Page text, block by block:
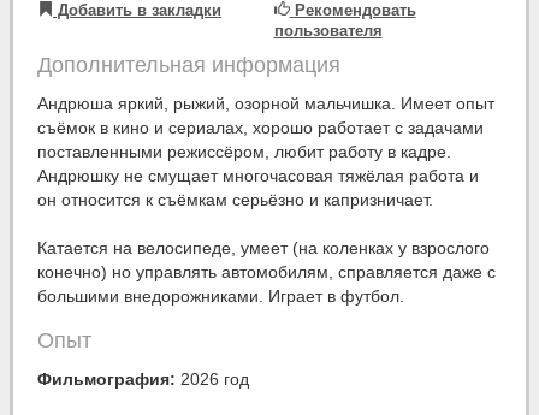
Добавить в закладки
Рекомендовать
пользователя
Дополнительная информация
Андрюша яркий, рыжий, озорной мальчишка. Имеет опыт
съёмок в кино и сериалах, хорошо работает с задачами
поставленными режиссёром, любит работу в кадре.
Андрюшку не смущает многочасовая тяжёлая работа и
он относится к съёмкам серьёзно и капризничает.
Катается на велосипеде, умеет (на коленках у взрослого
конечно) но управлять автомобилям, справляется даже с
большими внедорожниками. Играет в футбол.
Опыт
Фильмография: 2026 год